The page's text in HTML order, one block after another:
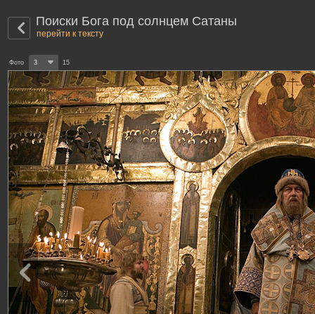
Поиски Бога под солнцем Сатаны
перейти к тексту
Фото 3 15